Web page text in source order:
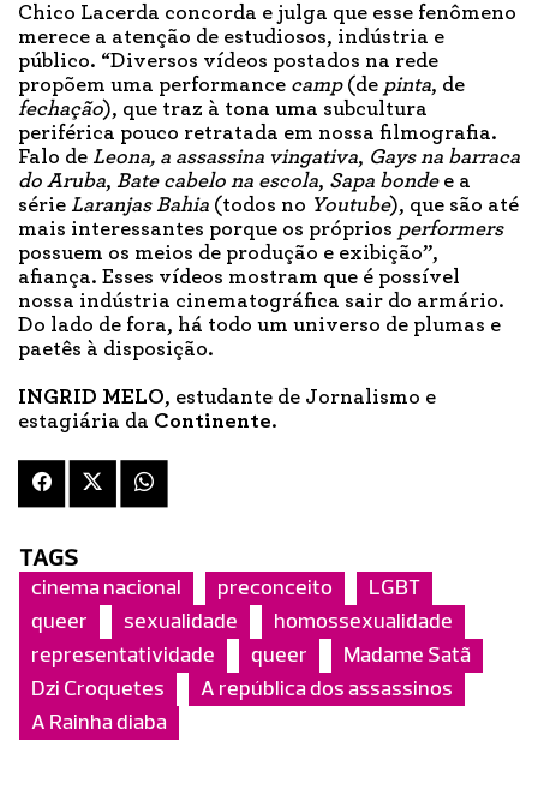
Chico Lacerda concorda e julga que esse fenômeno
merece a atenção de estudiosos, indústria e
público. “Diversos vídeos postados na rede
propõem uma performance camp(de pinta, de
fechação), que traz à tona uma subcultura
periférica pouco retratada em nossa filmografia.
Falo de Leona, a assassina vingativa, Gays na barraca
do Aruba, Bate cabelo na escola, Sapa bondee a
série Laranjas Bahia (todos no Youtube), que são até
mais interessantes porque os próprios performers
possuem os meios de produção e exibição”,
afiança. Esses vídeos mostram que é possível
nossa indústria cinematográfica sair do armário.
Do lado de fora, há todo um universo de plumas e
paetês à disposição.
INGRID MELO, estudante de Jornalismo e
estagiária da Continente.
TAGS
cinema nacional preconceito
LGBT
queer
sexualidade
homossexualidade
representatividade
queer
Madame Satã
Dzi Croquetes
A república dos assassinos
A Rainha diaba